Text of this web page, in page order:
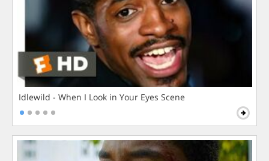
Idlewild - When I Look in Your Eyes Scene